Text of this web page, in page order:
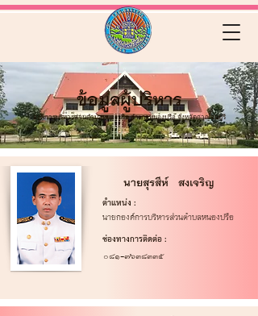
ข้อมูลผู้บริหาร
องค์การบริหารส่วนตำบลหนองปรือ อำเภอหนองปรือ จังหวัดกาญจนบุรี
นายสุรสีห์ สงเจริญ
ตำแหน่ง :
นายกองค์การบริหารส่วนตำบลหนองปรือ
ช่องทางการติดต่อ :
08๑-๗๖๓๘๓๓๕